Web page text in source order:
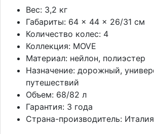
Вес: 3,2 кг
Габариты: 64 × 44 × 26/31 см
Количество колес: 4
Коллекция: MOVE
Материал: нейлон, полиэстер
Назначение: дорожный,
путешествий
Объем: 68/82 л
Гарантия: 3 года
Страна-производитель: Италия